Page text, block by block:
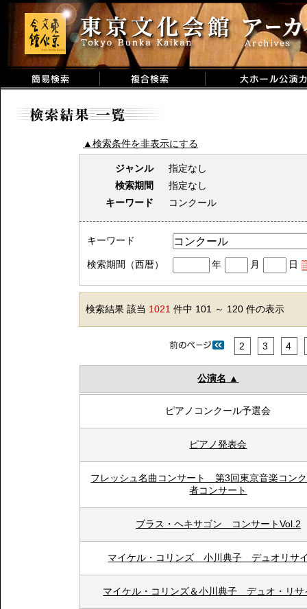
▲検索条件を非表示にする
ジャンル
指定なし
検索期間
指定なし
キーワード
コンクール
キーワード
検索期間（西暦） 年 月 日
検索結果 該当 1021 件中 101 ～ 120 件の表示
2 3 4
公演名
ピアノコンクール予選会
ピアノ発表会
フレッシュ名曲コンサート 第3回東京音楽コン
者コンサート
ブラス・ヘキサゴン コンサートVol.2
マイケル・コリンズ 小川典子 デュオリサ
マイケル・コリンズ＆小川典子 デュオ・リサ